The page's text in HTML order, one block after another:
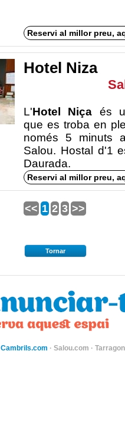
Reservi al millor preu,
Hotel Niza
L'Hotel Niça és
que es troba en
només 5 minuts
Salou. Hostal d'1
Daurada.
Reservi al millor preu,
<< 1 2 3 >>
Tornar
Cambrils.com · Salou.com ·